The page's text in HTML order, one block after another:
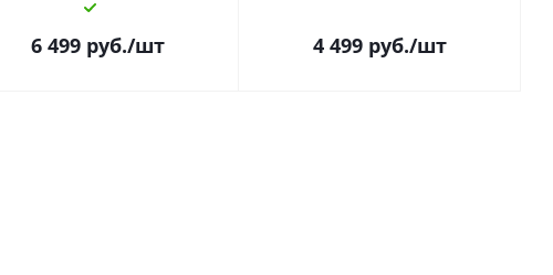
6 499 руб./шт 4 499 руб./шт